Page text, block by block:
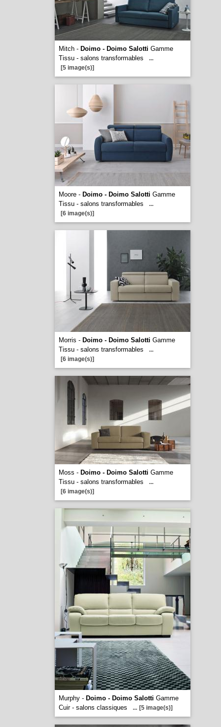
Mitch - Doimo - Doimo Salotti Gamme
Tissu - salons transformables
...
[5 image(s)]
Moore - Doimo - Doimo Salotti Gamme
Tissu - salons transformables
...
[6 image(s)]
Morris - Doimo - Doimo Salotti Gamme
Tissu - salons transformables
...
[6 image(s)]
Moss - Doimo - Doimo Salotti Gamme
Tissu - salons transformables
...
[6 image(s)]
Murphy - Doimo - Doimo Salotti Gamme
Cuir - salons classiques
... [5 image(s)]